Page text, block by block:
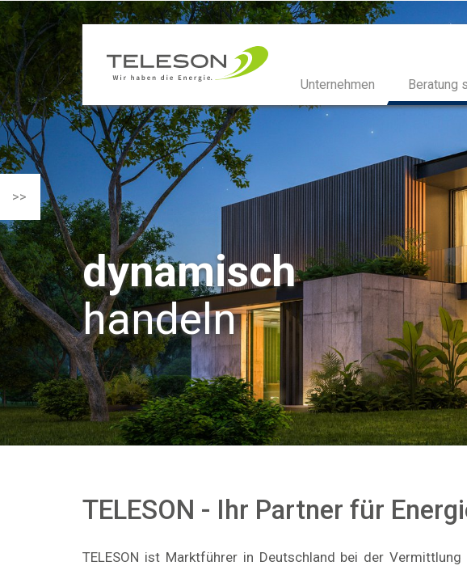
>>
Unternehmen Beratung
dynamisch
handeln
TELESON - Ihr Partner für
TELESON ist Marktführer in Deutschland bei der